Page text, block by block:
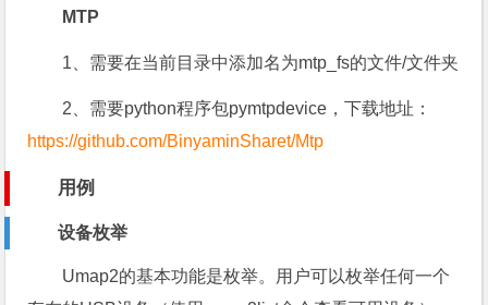
MTP
1、需要在当前目录中添加名为mtp_fs的文件/文件夹
2、需要python程序包pymtpdevice，下载地址：
https://github.com/BinyaminSharet/Mtp
用例
设备枚举
Umap2的基本功能是枚举。用户可以枚举任何一个